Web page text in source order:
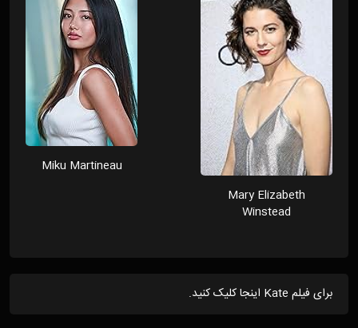
Mary Elizabeth
Winstead
Miku Martineau
برای فیلم Kate اینجا کلیک کنید.